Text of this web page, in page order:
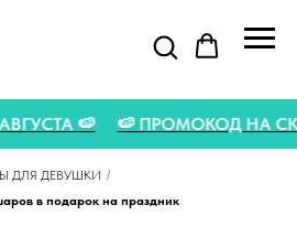
АВГУСТА 🍉 🍉 ПРОМОКОД НА
ДЛЯ ДЕВУШКИ /
в подарок на праздник